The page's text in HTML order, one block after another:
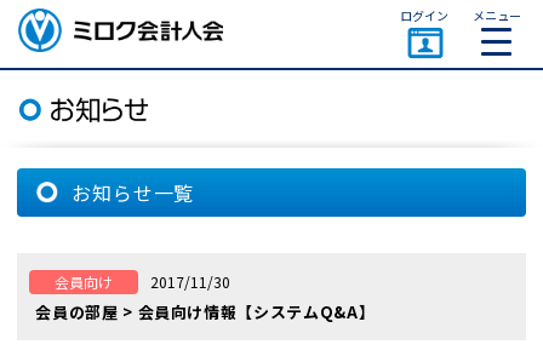
ミロク会計人会 MIROKU
ACCOUNTING PERSON
ASSOCIATION
ログイン メニュー
お知らせ一覧
会員向け 2017/11/30
会員の部屋 > 会員向け情報【システムQ&A】